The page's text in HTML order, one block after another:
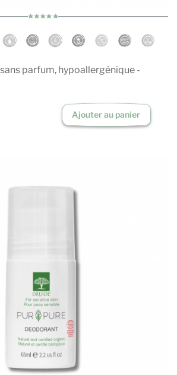
parfum, hypoallergénique -
Ajouter au panier